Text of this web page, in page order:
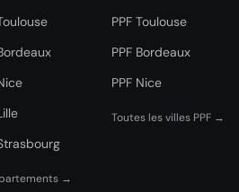
→
PPF Toulouse
PPF Bordeaux
PPF Nice
Toutes les villes PPF →